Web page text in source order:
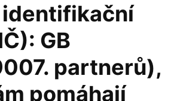
identifikační
GB
partnerů),
pomáhají